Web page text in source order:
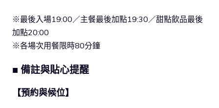
※最後入場19:00／主餐最後加點19:30／甜點飲品最後
加點20:00
※各場次用餐限時80分鐘
■ 備註與貼心提醒
【預約與候位】